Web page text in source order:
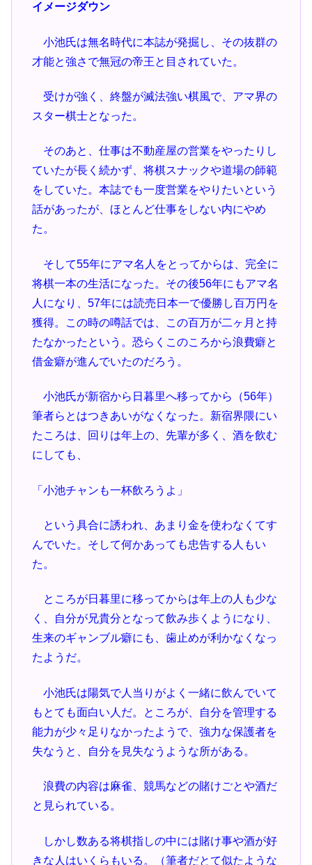
イメージダウン
小池氏は無名時代に本誌が発掘し、その抜群の
才能と強さで無冠の帝王と目されていた。
受けが強く、終盤が滅法強い棋風で、アマ界の
スター棋士となった。
そのあと、仕事は不動産屋の営業をやったりし
ていたが長く続かず、将棋スナックや道場の師範
をしていた。本誌でも一度営業をやりたいという
話があったが、ほとんど仕事をしない内にやめ
た。
そして55年にアマ名人をとってからは、完全に
将棋一本の生活になった。その後56年にもアマ名
人になり、57年には読売日本一で優勝し百万円を
獲得。この時の噂話では、この百万が二ヶ月と持
たなかったという。恐らくこのころから浪費癖と
借金癖が進んでいたのだろう。
小池氏が新宿から日暮里へ移ってから（56年）
筆者らとはつきあいがなくなった。新宿界隈にい
たころは、回りは年上の、先輩が多く、酒を飲む
にしても、
「小池チャンも一杯飲ろうよ」
という具合に誘われ、あまり金を使わなくてす
んでいた。そして何かあっても忠告する人もい
た。
ところが日暮里に移ってからは年上の人も少な
く、自分が兄貴分となって飲み歩くようになり、
生来のギャンブル癖にも、歯止めが利かなくなっ
たようだ。
小池氏は陽気で人当りがよく一緒に飲んでいて
もとても面白い人だ。ところが、自分を管理する
能力が少々足りなかったようで、強力な保護者を
失なうと、自分を見失なうような所がある。
浪費の内容は麻雀、競馬などの賭けごとや酒だ
と見られている。
しかし数ある将棋指しの中には賭け事や酒が好
きな人はいくらもいる。（筆者だとて似たような